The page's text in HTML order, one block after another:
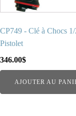
CP749 - Clé à Chocs
Pistolet
346.00$
AJOUTER AU